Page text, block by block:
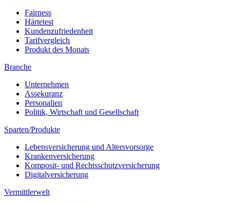
Fairness
Härtetest
Kundenzufriedenheit
Tarifvergleich
Produkt des Monats
Branche
Unternehmen
Assekuranz
Personalien
Politik, Wirtschaft und Gesellschaft
Sparten/Produkte
Lebensversicherung und Altersvorsorge
Krankenversicherung
Komposit- und Rechtsschutzversicherung
Digitalversicherung
Vermittlerwelt